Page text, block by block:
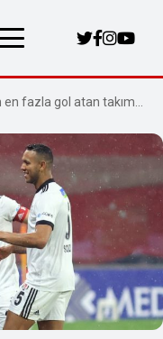
en fazla gol atan takım…